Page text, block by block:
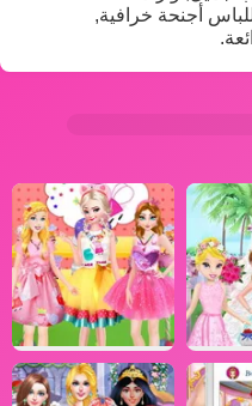
أجنحة خرافية,